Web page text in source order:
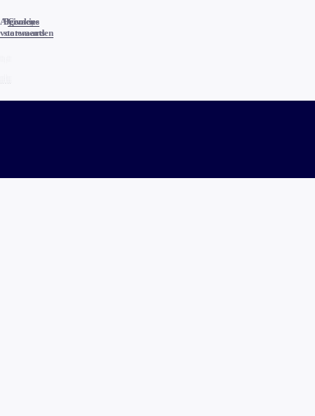
Algemene
voorwaarden
Privacy
statements
Cookies